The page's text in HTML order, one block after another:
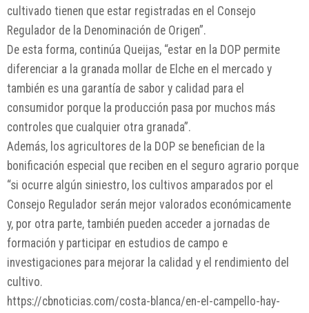
cultivado tienen que estar registradas en el Consejo
Regulador de la Denominación de Origen”.
De esta forma, continúa Queijas, “estar en la DOP permite
diferenciar a la granada mollar de Elche en el mercado y
también es una garantía de sabor y calidad para el
consumidor porque la producción pasa por muchos más
controles que cualquier otra granada”.
Además, los agricultores de la DOP se benefician de la
bonificación especial que reciben en el seguro agrario porque
“si ocurre algún siniestro, los cultivos amparados por el
Consejo Regulador serán mejor valorados económicamente
y, por otra parte, también pueden acceder a jornadas de
formación y participar en estudios de campo e
investigaciones para mejorar la calidad y el rendimiento del
cultivo.
https://cbnoticias.com/costa-blanca/en-el-campello-hay-